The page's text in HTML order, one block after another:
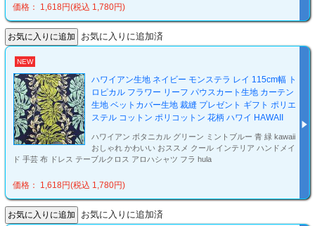
価格： 1,618円(税込 1,780円)
お気に入りに追加済
NEW
ハワイアン生地 ネイビー モンステラ レイ 115cm幅 ト
ロピカル フラワー リーフ パウスカート生地 カーテン
生地 ベットカバー生地 裁縫 プレゼント ギフト ポリエ
ステル コットン ポリコットン 花柄 ハワイ HAWAII
ハワイアン ボタニカル グリーン ミントブルー 青 緑 kawaii
おしゃれ かわいい おススメ クール インテリア ハンドメイ
ド 手芸 布 ドレス テーブルクロス アロハシャツ フラ hula
価格： 1,618円(税込 1,780円)
お気に入りに追加済